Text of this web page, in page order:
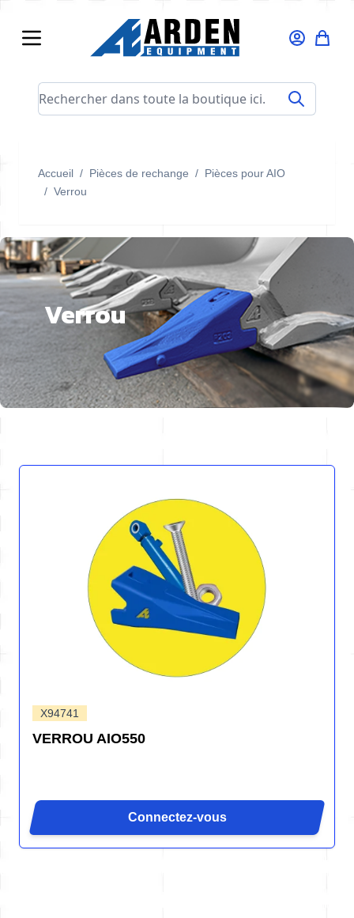
Rechercher dans toute la boutique ici...
Accueil / Pièces de rechange / Pièces pour AIO
/ Verrou
Verrou
X94741
VERROU AIO550
Connectez-vous